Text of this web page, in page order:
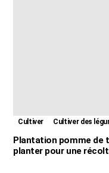
Cultiver Cultiver des
Plantation pomme de
planter pour une